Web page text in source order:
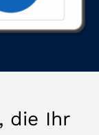
die Ihr